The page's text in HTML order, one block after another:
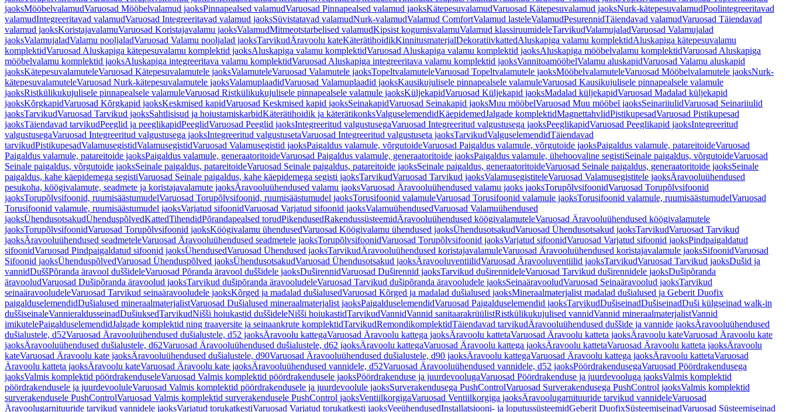
jaoksMööbelvalamudVaruosad Mööbelvalamud jaoksPinnapealsed valamudVaruosad Pinnapealsed valamud jaoksKätepesuvalamudVaruosad Kätepesuvalamud jaoksNurk-kätepesuvalamudPoolintegreeritavad
valamudIntegreeritavad valamudVaruosad Integreeritavad valamud jaoksSüvistatavad valamudNurk-valamudValamud ComfortValamud lasteleValamudPesurennidTäiendavad valamudVaruosad Täiendavad
valamud jaoksKoristajavalamuVaruosad Koristajavalamu jaoksValamudMitmeotstarbelised valamudKipsist kogumisvalamuValamud klassiruumideleTarvikudValamujaladVaruosad Valamujalad
jaoksValamujaladValamu pooljaladVaruosad Valamu pooljalad jaoksTarvikudÄravoolu kateKäterätihoidikKinnitusmaterjalDekoratiivkattedAluskapiga valamu komplektidAluskapiga kätepesuvalamu
komplektidVaruosad Aluskapiga kätepesuvalamu komplektid jaoksAluskapiga valamu komplektidVaruosad Aluskapiga valamu komplektid jaoksAluskapiga mööbelvalamu komplektidVaruosad Aluskapiga
mööbelvalamu komplektid jaoksAluskapiga integreeritava valamu komplektidVaruosad Aluskapiga integreeritava valamu komplektid jaoksVannitoamööbelValamu aluskapidVaruosad Valamu aluskapid
jaoksKätepesuvalamuteleVaruosad Kätepesuvalamutele jaoksValamuteleVaruosad Valamutele jaoksTopeltvalamuteleVaruosad Topeltvalamutele jaoksMööbelvalamuteleVaruosad Mööbelvalamutele jaoksNurk-
kätepesuvalamuteleVaruosad Nurk-kätepesuvalamutele jaoksValamuplaadidVaruosad Valamuplaadid jaoksKausikujulisele pinnapealsele valamuleVaruosad Kausikujulisele pinnapealsele valamule
jaoksRistkülikukujulisele pinnapealsele valamuleVaruosad Ristkülikukujulisele pinnapealsele valamule jaoksKüljekapidVaruosad Küljekapid jaoksMadalad küljekapidVaruosad Madalad küljekapid
jaoksKõrgkapidVaruosad Kõrgkapid jaoksKeskmised kapidVaruosad Keskmised kapid jaoksSeinakapidVaruosad Seinakapid jaoksMuu mööbelVaruosad Muu mööbel jaoksSeinariiulidVaruosad Seinariiulid
jaoksTarvikudVaruosad Tarvikud jaoksSahtlisisud ja hoiustamiskarbidKäterätihoidik ja käterätikonksValguselemendidKäepidemedJalgade komplektidMagnettahvlidPistikupesadVaruosad Pistikupesad
jaoksTäiendavad tarvikudPeeglid ja peeglikapidPeeglidVaruosad Peeglid jaoksIntegreeritud valgustusegaVaruosad Integreeritud valgustusega jaoksPeeglikapidVaruosad Peeglikapid jaoksIntegreeritud
valgustusegaVaruosad Integreeritud valgustusega jaoksIntegreeritud valgustusetaVaruosad Integreeritud valgustuseta jaoksTarvikudValguselemendidTäiendavad
tarvikudPistikupesadValamusegistidValamusegistidVaruosad Valamusegistid jaoksPaigaldus valamule, võrgutoideVaruosad Paigaldus valamule, võrgutoide jaoksPaigaldus valamule, patareitoideVaruosad
Paigaldus valamule, patareitoide jaoksPaigaldus valamule, generaatoritoideVaruosad Paigaldus valamule, generaatoritoide jaoksPaigaldus valamule, ühehoovaline segistiSeinale paigaldus, võrgutoideVaruosad
Seinale paigaldus, võrgutoide jaoksSeinale paigaldus, patareitoideVaruosad Seinale paigaldus, patareitoide jaoksSeinale paigaldus, generaatoritoideVaruosad Seinale paigaldus, generaatoritoide jaoksSeinale
paigaldus, kahe käepidemega segistiVaruosad Seinale paigaldus, kahe käepidemega segisti jaoksTarvikudVaruosad Tarvikud jaoksValamusegistiteleVaruosad Valamusegistitele jaoksÄravooluühendused
pesukoha, köögivalamute, seadmete ja koristajavalamute jaoksÄravooluühendused valamu jaoksVaruosad Äravooluühendused valamu jaoks jaoksTorupõlvsifoonidVaruosad Torupõlvsifoonid
jaoksTorupõlvsifoonid, ruumisäästumudelVaruosad Torupõlvsifoonid, ruumisäästumudel jaoksTorusifoonid valamuleVaruosad Torusifoonid valamule jaoksTorusifoonid valamule, ruumisäästumudelVaruosad
Torusifoonid valamule, ruumisäästumudel jaoksVarjatud sifoonidVaruosad Varjatud sifoonid jaoksValamuühendusedVaruosad Valamuühendused
jaoksÜhendusotsakudÜhenduspõlvedKattedTihendidPõrandapealsed torudPikendusedRakendussüsteemidÄravooluühendused köögivalamuteleVaruosad Äravooluühendused köögivalamutele
jaoksTorupõlvsifoonidVaruosad Torupõlvsifoonid jaoksKöögivalamu ühendusedVaruosad Köögivalamu ühendused jaoksÜhendusotsakudVaruosad Ühendusotsakud jaoksTarvikudVaruosad Tarvikud
jaoksÄravooluühendused seadmeteleVaruosad Äravooluühendused seadmetele jaoksTorupõlvsifoonidVaruosad Torupõlvsifoonid jaoksVarjatud sifoonidVaruosad Varjatud sifoonid jaoksPindpaigaldatud
sifoonidVaruosad Pindpaigaldatud sifoonid jaoksÜhendusedVaruosad Ühendused jaoksTarvikudÄravooluühendused koristajavalamuleVaruosad Äravooluühendused koristajavalamule jaoksSifoonidVaruosad
Sifoonid jaoksÜhenduspõlvedVaruosad Ühenduspõlved jaoksÜhendusotsakudVaruosad Ühendusotsakud jaoksÄravooluventiilidVaruosad Äravooluventiilid jaoksTarvikudVaruosad Tarvikud jaoksDušid ja
vannidDuššPõranda äravool duššideleVaruosad Põranda äravool duššidele jaoksDuširennidVaruosad Duširennid jaoksTarvikud duširennideleVaruosad Tarvikud duširennidele jaoksDušipõranda
äravooludVaruosad Dušipõranda äravoolud jaoksTarvikud dušipõranda äravooludeleVaruosad Tarvikud dušipõranda äravooludele jaoksSeinaäravooludVaruosad Seinaäravoolud jaoksTarvikud
seinaäravooludeleVaruosad Tarvikud seinaäravooludele jaoksKõrged ja madalad dušialusedVaruosad Kõrged ja madalad dušialused jaoksMineraalmaterjalist madalad dušialused ja Geberit Duofix
paigalduselemendidDušialused mineraalmaterjalistVaruosad Dušialused mineraalmaterjalist jaoksPaigalduselemendidVaruosad Paigalduselemendid jaoksTarvikudDušiseinadDušiseinadDuši külgseinad walk-in
duššiseinaleVannieraldusseinadDušiuksedTarvikudNišši hoiukastid duššideleNišši hoiukastidTarvikudVannidVannid sanitaarakrüülistRistkülikukujulised vannidVannid mineraalmaterjalistVannid
imikutelePaigalduselemendidJalgade komplektid ning traaversite ja seinaankrute komplektidTarvikudRemondikomplektidTäiendavad tarvikudÄravooluühendused duššide ja vannide jaoksÄravooluühendused
dušialustele, d52Varuosad Äravooluühendused dušialustele, d52 jaoksÄravoolu kattegaVaruosad Äravoolu kattega jaoksÄravoolu kattetaVaruosad Äravoolu katteta jaoksÄravoolu kateVaruosad Äravoolu kate
jaoksÄravooluühendused dušialustele, d62Varuosad Äravooluühendused dušialustele, d62 jaoksÄravoolu kattegaVaruosad Äravoolu kattega jaoksÄravoolu kattetaVaruosad Äravoolu katteta jaoksÄravoolu
kateVaruosad Äravoolu kate jaoksÄravooluühendused dušialustele, d90Varuosad Äravooluühendused dušialustele, d90 jaoksÄravoolu kattegaVaruosad Äravoolu kattega jaoksÄravoolu kattetaVaruosad
Äravoolu katteta jaoksÄravoolu kateVaruosad Äravoolu kate jaoksÄravooluühendused vannidele, d52Varuosad Äravooluühendused vannidele, d52 jaoksPöördrakendusegaVaruosad Pöördrakendusega
jaoksValmis komplektid pöördrakenduseleVaruosad Valmis komplektid pöördrakendusele jaoksPöördrakenduse ja juurdevoolugaVaruosad Pöördrakenduse ja juurdevooluga jaoksValmis komplektid
pöördrakendusele ja juurdevooluleVaruosad Valmis komplektid pöördrakendusele ja juurdevoolule jaoksSurverakendusega PushControlVaruosad Surverakendusega PushControl jaoksValmis komplektid
surverakendusele PushControlVaruosad Valmis komplektid surverakendusele PushControl jaoksVentiilkorgigaVaruosad Ventiilkorgiga jaoksÄravoolugarnituuride tarvikud vannideleVaruosad
Äravoolugarnituuride tarvikud vannidele jaoksVarjatud torukatkestiVaruosad Varjatud torukatkesti jaoksVeeühendusedInstallatsiooni- ja loputussüsteemidGeberit DuofixSüsteemiseinadVaruosad Süsteemiseinad